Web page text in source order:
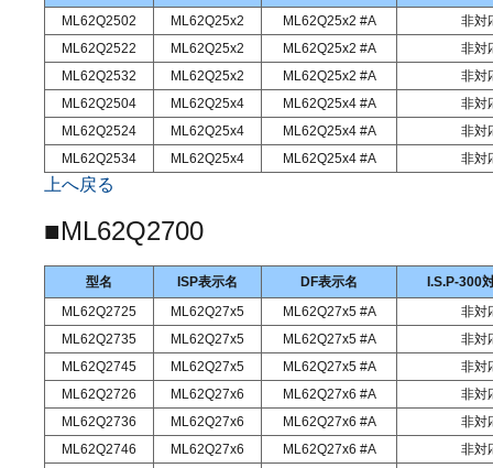
ML62Q2502
ML62Q25x2 ML62Q25x2 #A
非対
ML62Q2522
ML62Q25x2 ML62Q25x2 #A
非対
ML62Q2532
ML62Q25x2 ML62Q25x2 #A
非対
ML62Q2504
ML62Q25x4 ML62Q25x4 #A
非対
ML62Q2524
ML62Q25x4 ML62Q25x4 #A
非対
ML62Q2534
ML62Q25x4 ML62Q25x4 #A 非対
上へ戻る
■ML62Q2700
型名 ISP表示名 DF表示名
I.S.P-300
ML62Q2725
ML62Q27x5 ML62Q27x5 #A
非対
ML62Q2735
ML62Q27x5 ML62Q27x5 #A
非対
ML62Q2745
ML62Q27x5 ML62Q27x5 #A
非対
ML62Q2726
ML62Q27x6 ML62Q27x6 #A
非対
ML62Q2736
ML62Q27x6 ML62Q27x6 #A
非対
ML62Q2746
ML62Q27x6 ML62Q27x6 #A
非対